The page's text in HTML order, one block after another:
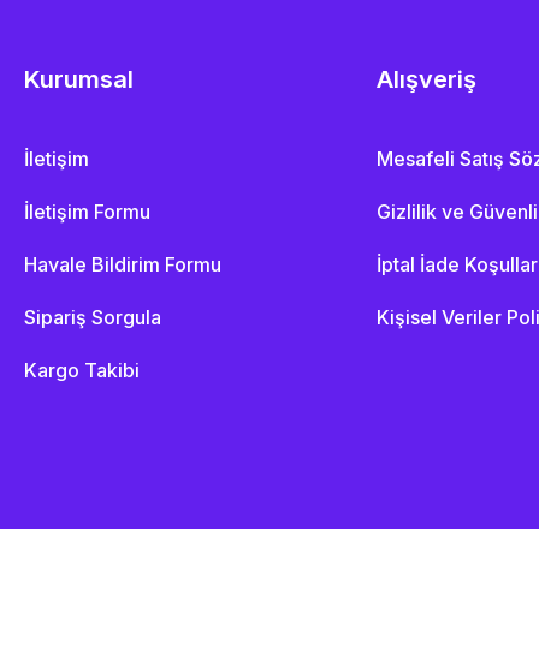
Kurumsal
İletişim
İletişim Formu
Havale Bildirim Formu
Sipariş Sorgula
Kargo Takibi
Alışveriş
Mesafeli Satış
Gizlilik ve
İptal İade
Kişisel Veriler